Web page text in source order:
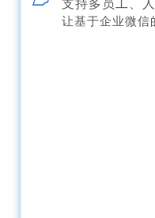
支持多员工、
让基于企业微信